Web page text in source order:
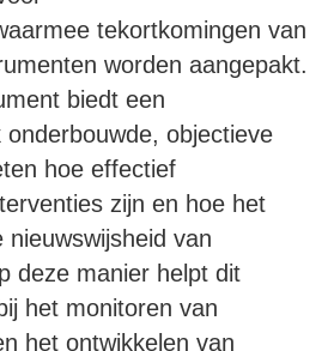
tekortkomingen van
worden aangepakt.
biedt een
onderbouwde, objectieve
hoe effectief
zijn en hoe het
van
deze manier helpt dit
het monitoren van
het ontwikkelen van